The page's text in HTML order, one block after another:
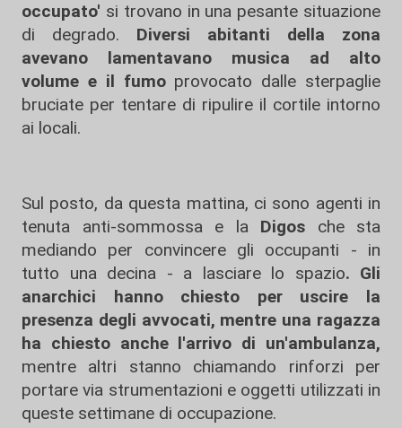
occupato' si trovano in una pesante situazione
di degrado. Diversi abitanti della zona
avevano lamentavano musica ad alto
volume e il fumoprovocato dalle sterpaglie
bruciate per tentare di ripulire il cortile intorno
ai locali.
Sul posto, da questa mattina, ci sono agenti in
tenuta anti-sommossa e la Digos che sta
mediando per convincere gli occupanti - in
tutto una decina - a lasciare lo spazio. Gli
anarchici hanno chiesto per uscire la
presenza degli avvocati, mentre una ragazza
ha chiesto anche l'arrivo di un'ambulanza,
mentre altri stanno chiamando rinforzi per
portare via strumentazioni e oggetti utilizzati in
queste settimane di occupazione.